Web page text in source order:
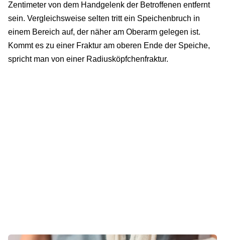
Zentimeter von dem Handgelenk der Betroffenen entfernt
sein. Vergleichsweise selten tritt ein Speichenbruch in
einem Bereich auf, der näher am Oberarm gelegen ist.
Kommt es zu einer Fraktur am oberen Ende der Speiche,
spricht man von einer Radiusköpfchenfraktur.